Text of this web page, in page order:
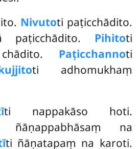
Nivutoti paṭicchādito.
paṭicchādito. Pihitoti
Paṭicchannoti
ti adhomukhaṃ
ti nappakāso hoti.
na
ti ñāṇatapaṃ na karoti.